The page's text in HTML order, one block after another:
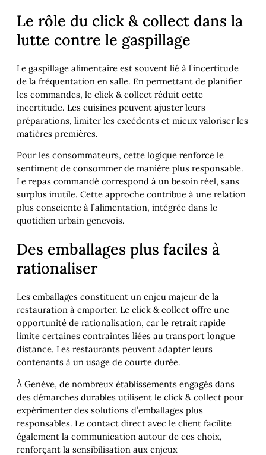
Le rôle du click & collect dans la
lutte contre le gaspillage
Le gaspillage alimentaire est souvent lié à l’incertitude
de la fréquentation en salle. En permettant de planifier
les commandes, le click & collect réduit cette
incertitude. Les cuisines peuvent ajuster leurs
préparations, limiter les excédents et mieux valoriser les
matières premières.
Pour les consommateurs, cette logique renforce le
sentiment de consommer de manière plus responsable.
Le repas commandé correspond à un besoin réel, sans
surplus inutile. Cette approche contribue à une relation
plus consciente à l’alimentation, intégrée dans le
quotidien urbain genevois.
Des emballages plus faciles à
rationaliser
Les emballages constituent un enjeu majeur de la
restauration à emporter. Le click & collect offre une
opportunité de rationalisation, car le retrait rapide
limite certaines contraintes liées au transport longue
distance. Les restaurants peuvent adapter leurs
contenants à un usage de courte durée.
À Genève, de nombreux établissements engagés dans
des démarches durables utilisent le click & collect pour
expérimenter des solutions d’emballages plus
responsables. Le contact direct avec le client facilite
également la communication autour de ces choix,
renforçant la sensibilisation aux enjeux